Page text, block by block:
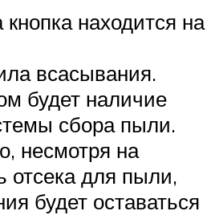
кнопка находится на
всасывания.
будет наличие
сбора пыли.
несмотря на
отсека для пыли,
будет оставаться